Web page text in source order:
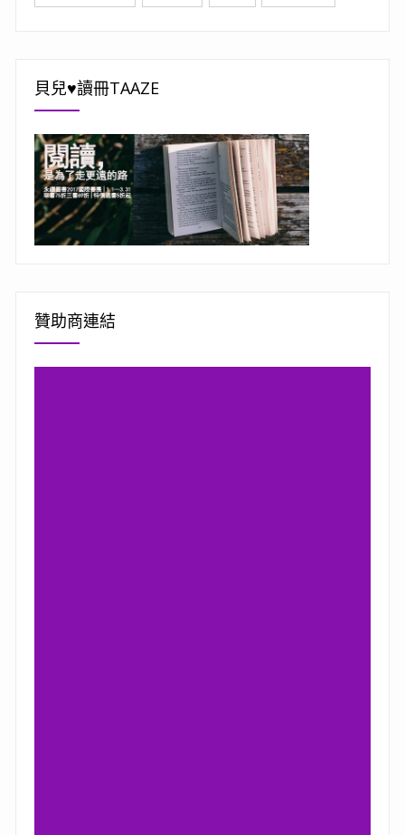
貝兒♥讀冊TAAZE
贊助商連結